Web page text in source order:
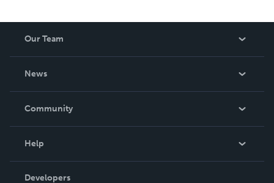
Our Team
News
In The News
Community
Podcast
Help
Order Lookup
Developers